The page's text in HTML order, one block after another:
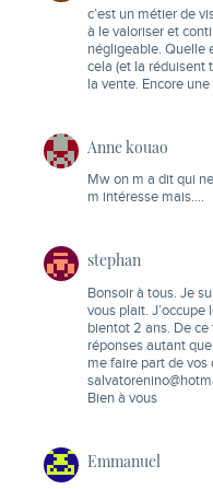
c’est un métier de
à le valoriser et
négligeable. Quelle
cela (et la réduisent
la vente. Encore
Anne kouao
Mw on m a dit qui
m intéresse mais….
stephan
Bonsoir à tous. Je
vous plait.
bientot 2 ans. De
réponses autant
me faire part de vos
Bien à vous
Emmanuel